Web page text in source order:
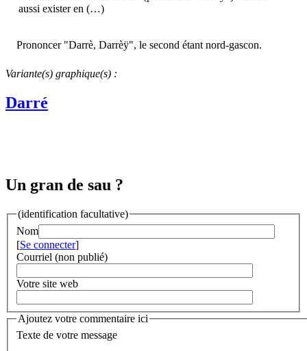
aussi exister en (…)
Prononcer "Darrè, Darrèÿ", le second étant nord-gascon.
Variante(s) graphique(s) :
Darré
Un gran de sau ?
(identification facultative)
Nom
[Se connecter]
Courriel (non publié)
Votre site web
Ajoutez votre commentaire ici
Texte de votre message